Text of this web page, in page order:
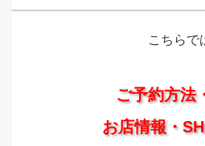
こちらで
ご予約方法
お店情報・